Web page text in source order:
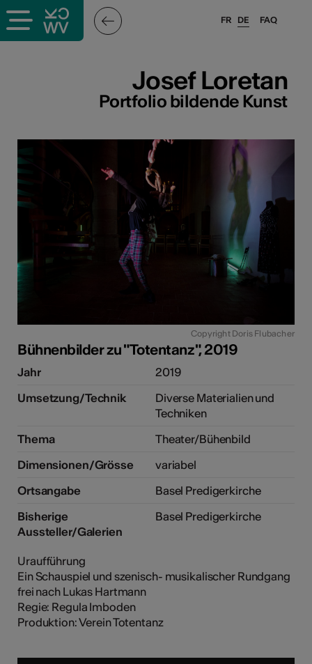
Kunst
FAQ
FR DE
Josef Loretan
Portfolio bildende Kunst
Copyright Doris Flubacher
Bühnenbilder zu "Totentanz", 2019
Jahr
2019
Umsetzung/Technik
Diverse Materialien und
Techniken
Thema
Theater/Bühenbild
Dimensionen/Grösse
variabel
Ortsangabe
Basel Predigerkirche
Bisherige
Aussteller/Galerien
Basel Predigerkirche
Uraufführung
Ein Schauspiel und szenisch- musikalischer Rundgang
frei nach Lukas Hartmann
Regie: Regula Imboden
Produktion: Verein Totentanz